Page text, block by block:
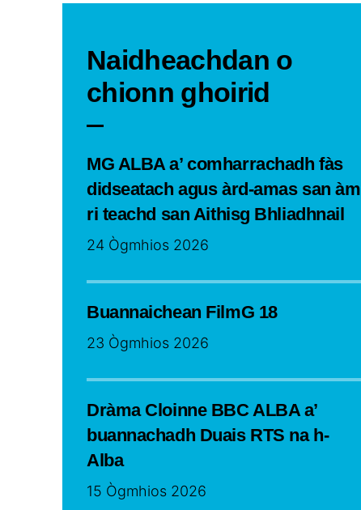
Naidheachdan o
chionn ghoirid
MG ALBA a’ comharrachadh fàs
didseatach agus àrd-amas san àm
ri teachd san Aithisg Bhliadhnail
24 Ògmhios 2026
Buannaichean FilmG 18
23 Ògmhios 2026
Dràma Cloinne BBC ALBA a’
buannachadh Duais RTS na h-
Alba
15 Ògmhios 2026